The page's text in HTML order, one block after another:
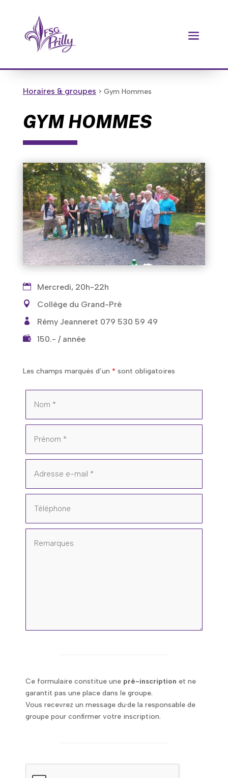
Horaires & groupes > Gym Hommes
GYM HOMMES
Mercredi, 20h-22h
Collège du Grand-Pré
Rémy Jeanneret 079 530 59 49
150.- / année
Les champs marqués d’un * sont obligatoires
Ce formulaire constitue une pré-inscription et ne
garantit pas une place dans le groupe.
Vous recevrez un message du·de la responsable de
groupe pour confirmer votre inscription.